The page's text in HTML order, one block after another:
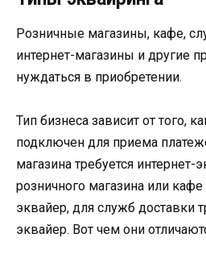
Розничные магазины, кафе,
интернет-магазины и другие
нуждаться в приобретении.
Тип бизнеса зависит от того,
подключен для приема
магазина требуется интернет-
розничного магазина или кафе
эквайер, для служб доставки
эквайер. Вот чем они